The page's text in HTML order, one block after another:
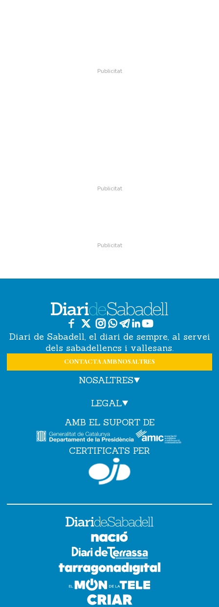
Diari de Sabadell, el diari de sempre, al servei
dels sabadellencs i vallesans.
CONTACTA AMB NOSALTRES
NOSALTRES
LEGAL
AMB EL SUPORT DE
CERTIFICATS PER